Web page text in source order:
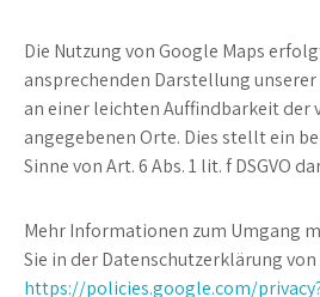
Die Nutzung von Google Maps
ansprechenden Darstellung
an einer leichten Auffindbarkeit der
angegebenen Orte. Dies stellt ein
Sinne von Art. 6 Abs. 1 lit. f DSGVO
Mehr Informationen zum Umgang
Sie in der Datenschutzerklärung von
https://policies.google.com/